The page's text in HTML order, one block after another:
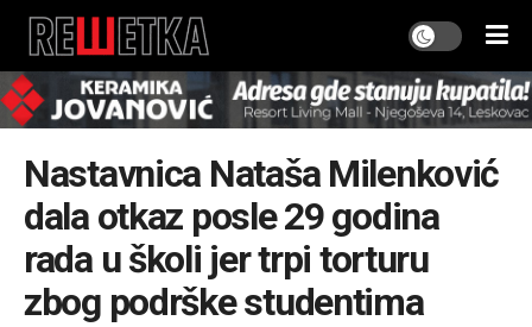
Nastavnica Nataša Milenković
dala otkaz posle 29 godina
rada u školi jer trpi torturu
zbog podrške studentima